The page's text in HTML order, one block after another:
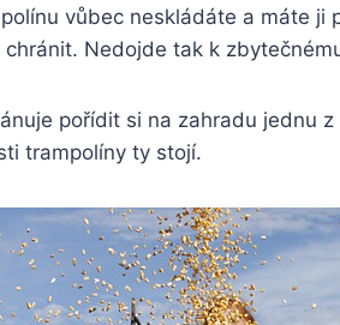
vůbec neskládáte a máte
Nedojde tak k
pořídit si na zahradu jednu
trampolíny ty stojí.